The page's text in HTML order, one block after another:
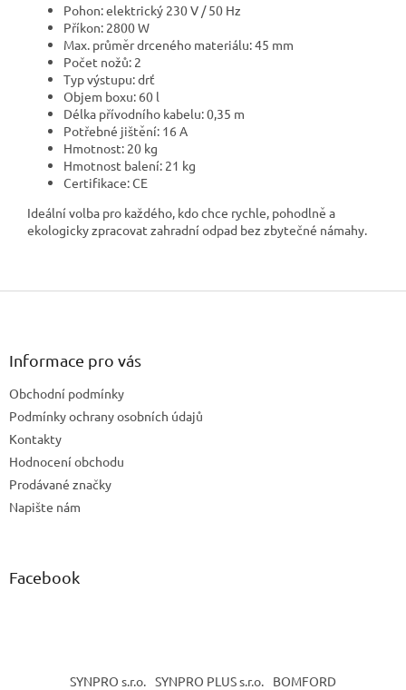
Pohon: elektrický 230 V / 50 Hz
Příkon: 2800 W
Max. průměr drceného materiálu: 45 mm
Počet nožů: 2
Typ výstupu: drť
Objem boxu: 60 l
Délka přívodního kabelu: 0,35 m
Potřebné jištění: 16 A
Hmotnost: 20 kg
Hmotnost balení: 21 kg
Certifikace: CE
Ideální volba pro každého, kdo chce rychle, pohodlně a
ekologicky zpracovat zahradní odpad bez zbytečné námahy.
Z
Informace pro vás
Obchodní podmínky
Podmínky ochrany osobních údajů
Kontakty
Hodnocení obchodu
Prodávané značky
Napište nám
Facebook
SYNPRO s.r.o. SYNPRO PLUS s.r.o. BOMFORD